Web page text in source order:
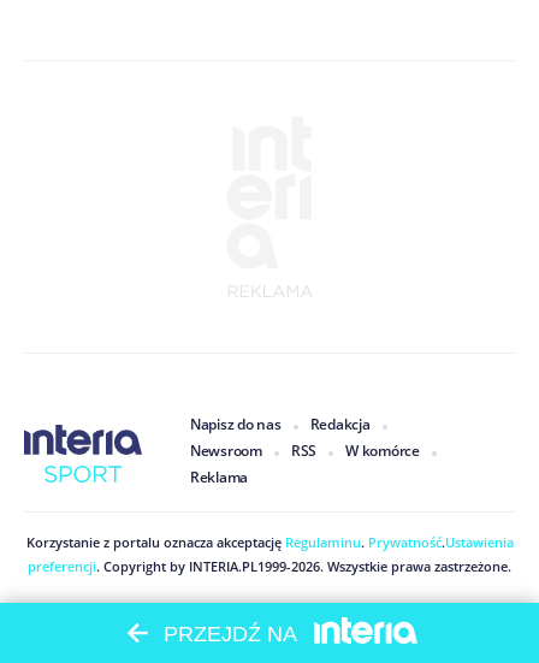
Napisz do nas
Redakcja
Newsroom
RSS
W komórce
Reklama
Korzystanie z portalu oznacza akceptacjęRegulaminu.Prywatność.Ustawienia
preferencji. Copyright by INTERIA.PL1999-2026. Wszystkie prawa zastrzeżone.
PRZEJDŹ NA